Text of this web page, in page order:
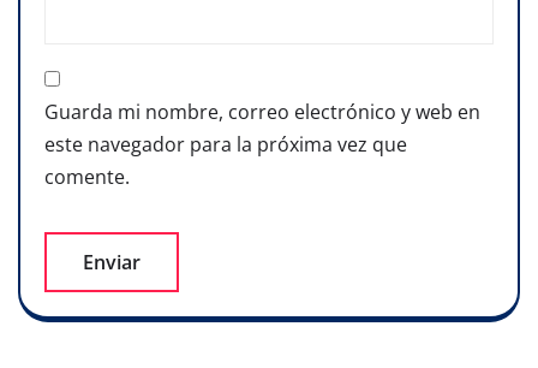
Guarda mi nombre, correo electrónico y web en
este navegador para la próxima vez que
comente.